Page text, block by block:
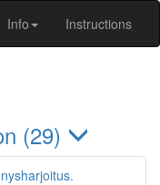
Info Instructions
(29)